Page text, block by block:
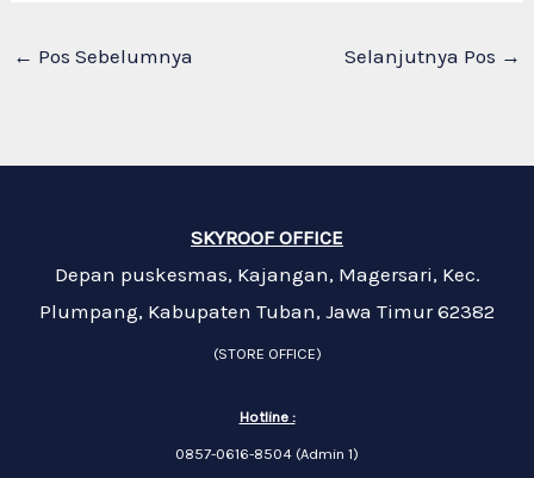
← Pos Sebelumnya Selanjutnya Pos →
SKYROOF OFFICE
Depan puskesmas, Kajangan, Magersari, Kec.
Plumpang, Kabupaten Tuban, Jawa Timur 62382
(STORE OFFICE)
Hotline :
0857-0616-8504 (Admin 1)